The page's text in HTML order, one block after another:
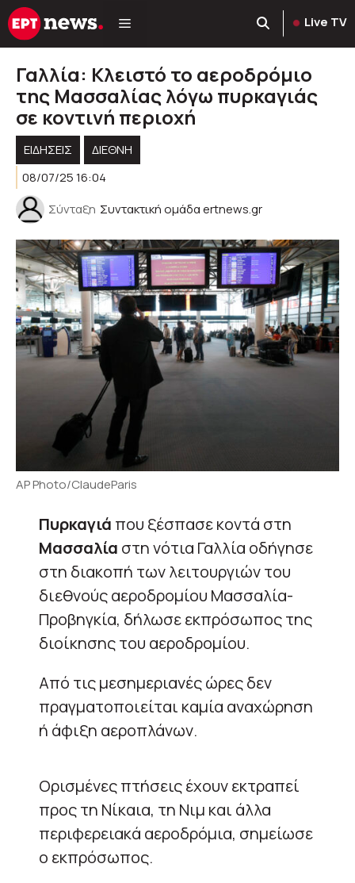
Μετάβαση
σε
Live TV
Γαλλία: Κλειστό το αεροδρόμιο
της Μασσαλίας λόγω πυρκαγιάς
σε κοντινή περιοχή
ΕΙΔΗΣΕΙΣ
ΔΙΕΘΝΗ
08/07/25 16:04
Σύνταξη Συντακτική ομάδα ertnews.gr
AP Photo/ClaudeParis
Πυρκαγιά που ξέσπασε κοντά στη
Μασσαλία στη νότια Γαλλία οδήγησε
στη διακοπή των λειτουργιών του
διεθνούς αεροδρομίου Μασσαλία-
Προβηγκία, δήλωσε εκπρόσωπος της
διοίκησης του αεροδρομίου.
Από τις μεσημεριανές ώρες δεν
πραγματοποιείται καμία αναχώρηση
ή άφιξη αεροπλάνων.
Ορισμένες πτήσεις έχουν εκτραπεί
προς τη Νίκαια, τη Νιμ και άλλα
περιφερειακά αεροδρόμια, σημείωσε
ο εκπρόσωπος.